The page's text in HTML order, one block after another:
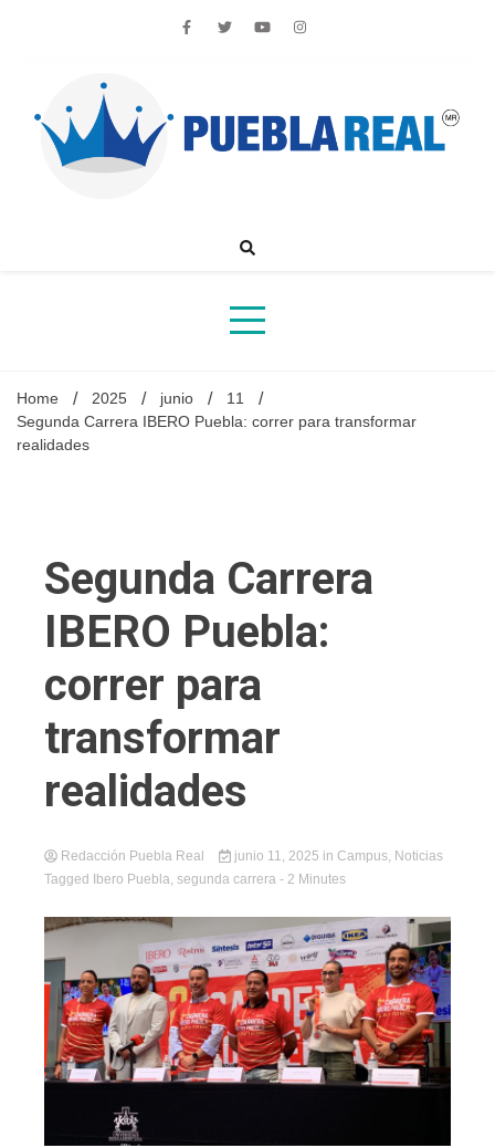
Noticias de actualidad de Puebla, México y el mundo
Home 2025 junio
11
Segunda Carrera IBERO Puebla: correr para transformar
realidades
Segunda Carrera
IBERO Puebla:
correr para
transformar
realidades
Redacción Puebla Real junio 11, 2025 in Campus, Noticias
Tagged
Ibero Puebla, segunda carrera - 2 Minutes